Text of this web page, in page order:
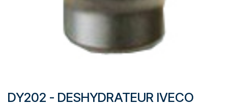
DY202 - DESHYDRATEUR IVECO